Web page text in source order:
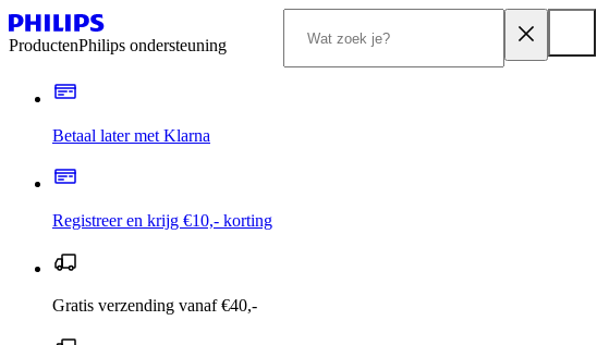
ProductenPhilips ondersteuning
Betaal later met Klarna
Registreer en krijg €10,- korting
Gratis verzending vanaf €40,-